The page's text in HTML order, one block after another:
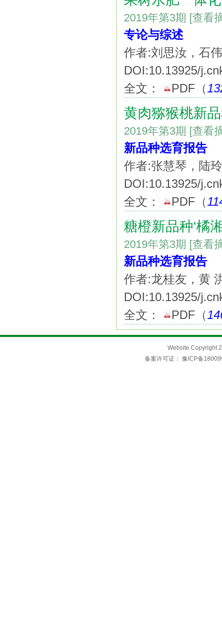
2019年第3期 [查看
专论与综述
作者:刘思汝，石
DOI:10.13925/
全文：
PDF （
黄肉猕猴桃新品
2019年第3期 [查看
新品种选育报告
作者:张慧琴，陆
DOI:10.13925/
全文：
PDF （
糖橙新品种‘橘
2019年第3期 [查看
新品种选育报告
作者:龙桂友，黄
DOI:10.13925/
全文：
PDF （
Website Copyright
备案许可证： 豫ICP备